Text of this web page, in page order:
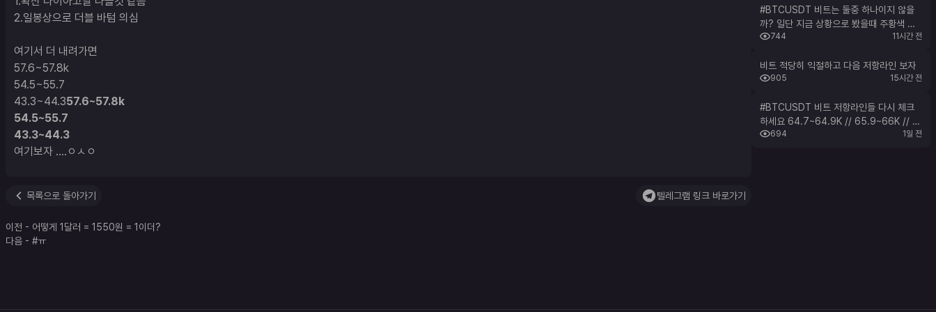
2.일봉상으로 더블 바텀 의심
여기서 더 내려가면
57.6~57.8k
54.5~55.7
43.3~44.357.6~57.8k
54.5~55.7
43.3~44.3
여기보자 ....ㅇㅅㅇ
목록으로 돌아가기 텔레그램 링크 바로가기
이전 - 어떻게 1달러 = 1550원 = 1이더?
다음 - #ㅠ
#BTCUSDT 비트는 둘중 하나이지 않을
까? 일단 지금 상황으로 봤을때 주황색 형
광표시부근까지 66K부근에서 브레이크가
추세선을 리테스트하고 올라가느냐 2.검정
색 형광표시처럼 주황색 추세선을 인식해주
65.9~66.2K부근은 공통숏이 맞아보인다
⭐딕퍼럴 이용하고 지표도 사용하자⭐
744 11시간 전
비트 적당히 익절하고 다음 저항라인 보자
905 15시간 전
#BTCUSDT 비트 저항라인들 다시 체크
하세요 64.7~64.9K // 65.9~66K // 6
8.2~68.3K
694 1일 전